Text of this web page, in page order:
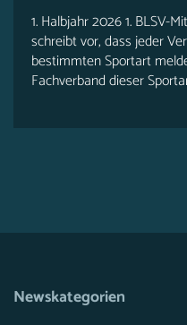
1. Halbjahr 2026 1. BLSV-
schreibt vor, dass jeder
bestimmten Sportart
Fachverband dieser
Newskategorien